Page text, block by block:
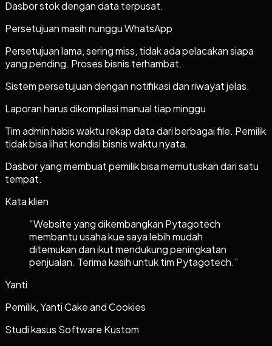
Dasbor stok dengan data terpusat.
Persetujuan masih nunggu WhatsApp
Persetujuan lama, sering miss, tidak ada pelacakan siapa
yang pending. Proses bisnis terhambat.
Sistem persetujuan dengan notifikasi dan riwayat jelas.
Laporan harus dikompilasi manual tiap minggu
Tim admin habis waktu rekap data dari berbagai file. Pemilik
tidak bisa lihat kondisi bisnis waktu nyata.
Dasbor yang membuat pemilik bisa memutuskan dari satu
tempat.
Kata klien
“Website yang dikembangkan Pytagotech
membantu usaha kue saya lebih mudah
ditemukan dan ikut mendukung peningkatan
penjualan. Terima kasih untuk tim Pytagotech.”
Yanti
Pemilik, Yanti Cake and Cookies
Studi kasus Software Kustom